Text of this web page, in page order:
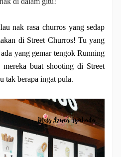
nak rasa churros yang sedap
di Street Churros! Tu yang
yang gemar tengok Running
buat shooting di Street
tak berapa ingat pula.